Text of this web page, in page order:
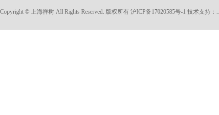
Copyright © 上海祥树 All Rights Reserved. 版权所有 沪ICP备17020585号-1 技术支持：